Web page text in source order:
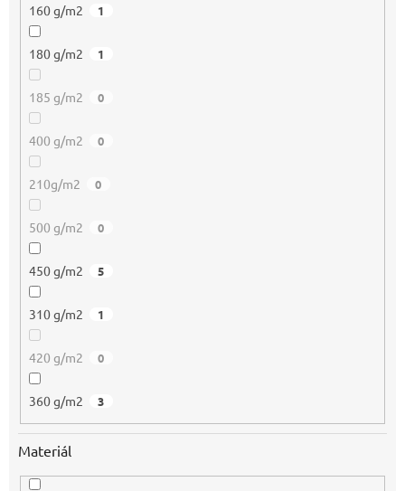
160 g/m2 1
180 g/m2 1
185 g/m2 0
400 g/m2 0
210g/m2 0
500 g/m2 0
450 g/m2 5
310 g/m2 1
420 g/m2 0
360 g/m2 3
Materiál